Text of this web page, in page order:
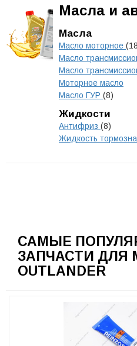
Масла и
Масла
Масло моторное
Масло
Масло
Моторное масло
Масло ГУР (8)
Жидкости
Антифриз (8)
Жидкость
САМЫЕ
ЗАПЧАСТИ ДЛЯ
OUTLANDER